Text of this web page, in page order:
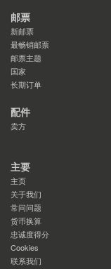
邮票
新邮票
最畅销邮票
邮票主题
国家
长期订单
配件
卖方
主要
主页
关于我们
常问问题
货币换算
忠诚度得分
Cookies
联系我们